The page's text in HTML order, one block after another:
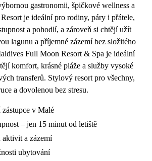
gastronomii, špičkové wellness a
je ideální pro rodiny, páry i přátele,
a pohodlí, a zároveň si chtějí užít
lagunu a příjemné zázemí bez složitého
Full Moon Resort & Spa je ideální
komfort, krásné pláže a služby vysoké
transferů. Stylový resort pro všechny,
a dovolenou bez stresu.
v Malé
– jen 15 minut od letiště
aktivit a zázemí
ubytování